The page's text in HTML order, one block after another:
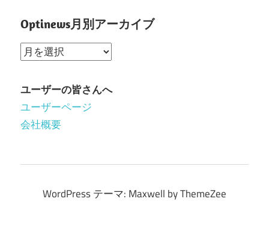
Optinews月別アーカイブ
Optinews
別
ア
ー
ユーザーの皆さんへ
ユーザーページ
会社概要
WordPress テーマ: Maxwell by ThemeZee